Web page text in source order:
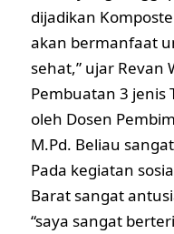
dijadikan
akan bermanfaat
sehat,” ujar Revan
Pembuatan 3 jenis
oleh Dosen
M.Pd. Beliau
Pada kegiatan
Barat sangat
“saya sangat